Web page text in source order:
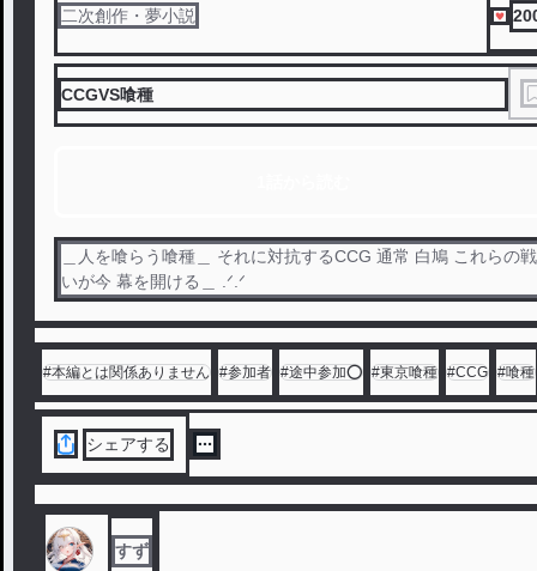
二次創作・夢小説
CCGVS喰種
＿人を喰らう喰種＿ それに対抗するCCG 通常 白鳩 これらの戦
#本編とは関係ありません #参加者 #途中参加️⭕️ #東京喰種 #CCG #喰種
シェアする
すず